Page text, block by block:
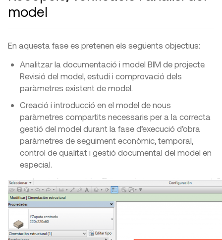
model
En aquesta fase es pretenen els següents objectius:
Analitzar la documentació i model BIM de projecte.
Revisió del model, estudi i comprovació dels
paràmetres existent de model.
Creació i introducció en el model de nous
paràmetres compartits necessaris per a la correcta
gestió del model durant la fase d’execució d’obra
paràmetres de seguiment econòmic, temporal,
control de qualitat i gestió documental del model en
especial.